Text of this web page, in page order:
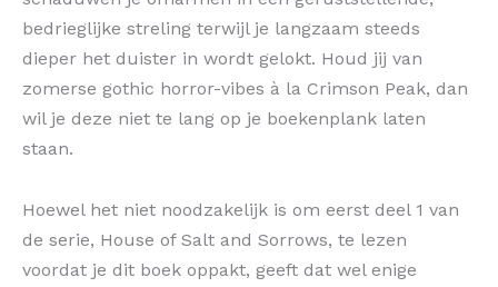
bedrieglijke streling terwijl je langzaam steeds
dieper het duister in wordt gelokt. Houd jij van
zomerse gothic horror-vibes à la Crimson Peak, dan
wil je deze niet te lang op je boekenplank laten
staan.
Hoewel het niet noodzakelijk is om eerst deel 1 van
de serie, House of Salt and Sorrows, te lezen
voordat je dit boek oppakt, geeft dat wel enige